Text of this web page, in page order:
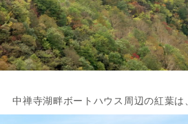
中禅寺湖畔ボートハウス周辺の紅葉は